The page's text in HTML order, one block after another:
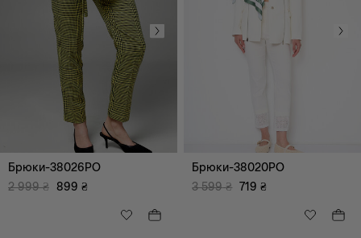
Брюки-38026PO
2 999 ₴ 899 ₴
Брюки-38020PO
3 599 ₴ 719 ₴